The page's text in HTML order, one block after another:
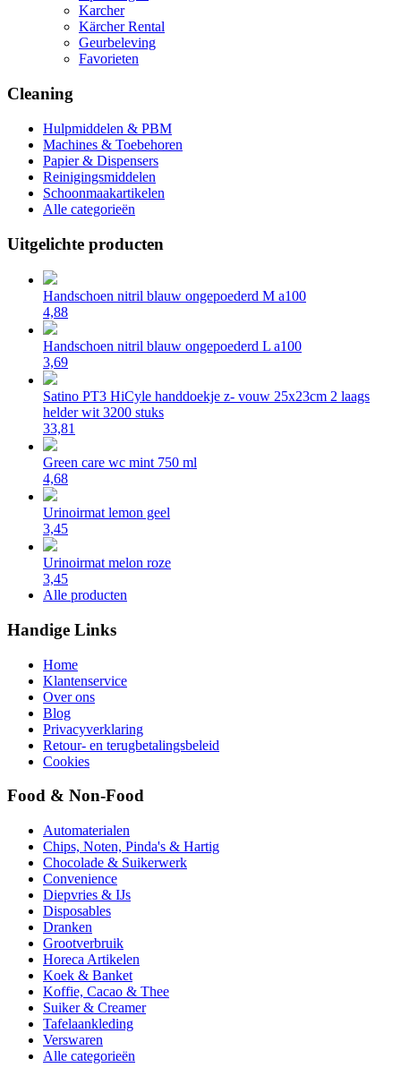
Karcher
Kärcher Rental
Geurbeleving
Favorieten
Cleaning
Hulpmiddelen & PBM
Machines & Toebehoren
Papier & Dispensers
Reinigingsmiddelen
Schoonmaakartikelen
Alle categorieën
Uitgelichte producten
Handschoen nitril blauw ongepoederd M a100
4,88
Handschoen nitril blauw ongepoederd L a100
3,69
Satino PT3 HiCyle handdoekje z- vouw 25x23cm 2 laags
helder wit 3200 stuks
33,81
Green care wc mint 750 ml
4,68
Urinoirmat lemon geel
3,45
Urinoirmat melon roze
3,45
Alle producten
Handige Links
Home
Klantenservice
Over ons
Blog
Privacyverklaring
Retour- en terugbetalingsbeleid
Cookies
Food & Non-Food
Automaterialen
Chips, Noten, Pinda's & Hartig
Chocolade & Suikerwerk
Convenience
Diepvries & IJs
Disposables
Dranken
Grootverbruik
Horeca Artikelen
Koek & Banket
Koffie, Cacao & Thee
Suiker & Creamer
Tafelaankleding
Verswaren
Alle categorieën